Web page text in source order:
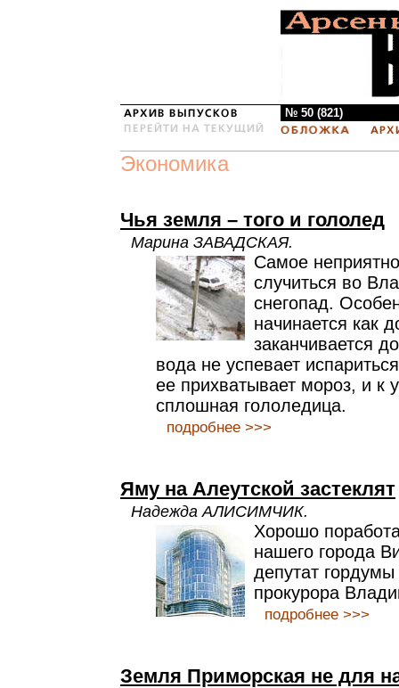
№ 50 (821)
Экономика
Чья земля – того и гололед
Марина ЗАВАДСКАЯ.
Самое
случиться во
снегопад.
начинается как
заканчивается
вода не успевает
ее прихватывает мороз, и к
сплошная гололедица.
подробнее >>>
Яму на Алеутской застеклят
Надежда АЛИСИМЧИК.
Хорошо
нашего города
депутат
прокурора
подробнее >>>
Земля Приморская не для